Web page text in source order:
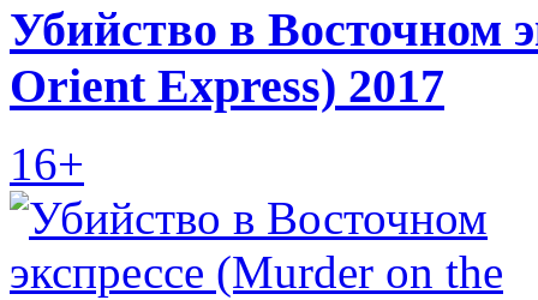
Убийство в Восточном
Orient Express) 2017
16+